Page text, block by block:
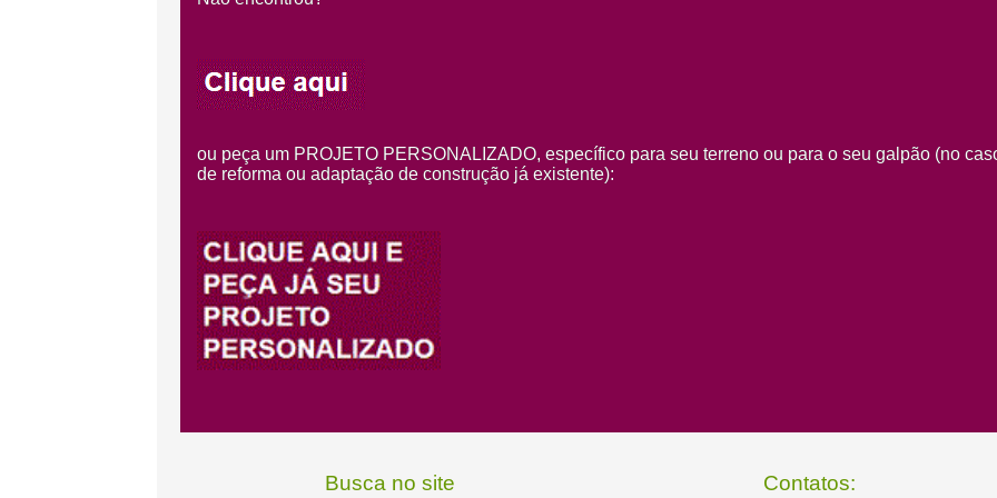
ou peça um PROJETO PERSONALIZADO, específico para seu terreno ou para o seu galpão (no
de reforma ou adaptação de construção já existente):
Busca no site Contatos: